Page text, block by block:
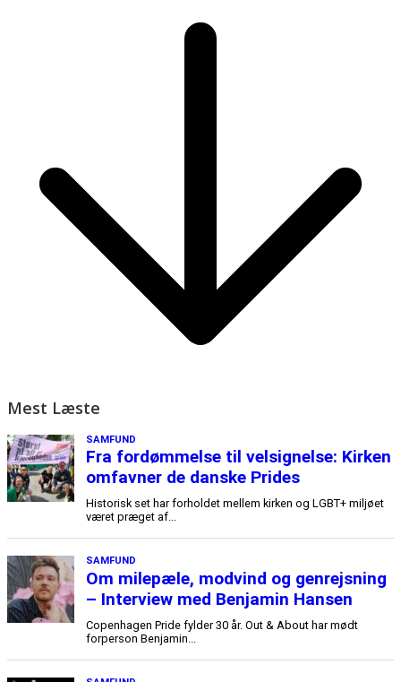
Mest Læste